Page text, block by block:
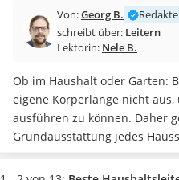
Akku-Staubsauger
Eierkocher
AEG-Waschmaschine
Saug-Wisch-Roboter
Handstaubsauger
Milchaufschäumer
Kondenstrockner
Reiskocher
Von:Georg B.
schreibt über: Leitern
Lektorin: Nele B.
Ob im Haushalt oder Garten:
eigene Körperlänge nicht aus, um Tätigkeiten in
ausführen zu können. Daher
Grundausstattung jedes Hausstandes. Die
6 Stufen ist alsTeleskop-,
Trittleiter erhältlich. Einige